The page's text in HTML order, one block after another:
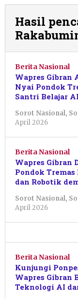
Hasil
Berita Nasional
Wapres Gibran
Nyai Pondok
Santri Belajar
Sorot Nasional,
April 2026
Berita Nasional
Wapres Gibran
Pondok
dan Robotik
Sorot Nasional,
April 2026
Berita Nasional
Kunjungi
Wapres Gibran
Teknologi AI